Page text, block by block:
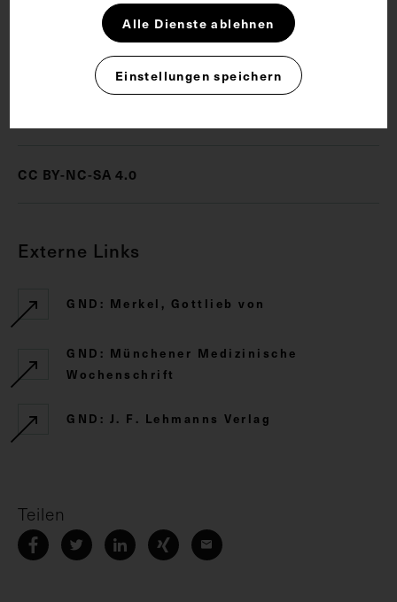
CC BY-NC-SA 4.0
Externe Links
GND: Merkel, Gottlieb von
GND: Münchener Medizinische
Wochenschrift
GND: J. F. Lehmanns Verlag
Teilen
Alle Dienste ablehnen
Einstellungen speichern